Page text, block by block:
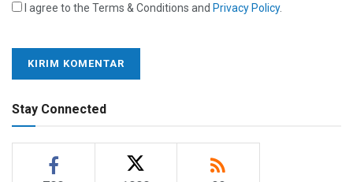
I agree to the Terms & Conditions and Privacy Policy.
Stay Connected